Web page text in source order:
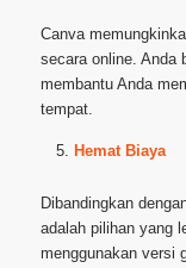
Canva
secara online. Anda
membantu Anda
tempat.
Hemat Biaya
Dibandingkan
adalah pilihan yang
menggunakan versi